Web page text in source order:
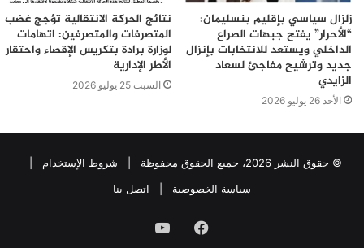
زلزال سياسي بإقليم بنسليمان:
“الأحرار” يفتح جبهات الصراع
الداخلي ويستعد للانتخابات بإنزال
جديد وترشيح مفاجئ لسعاد
الزايدي
الأحد 26 يوليو 2026
نتائج الحركة الانتقالية تؤجج غضب
المتصرفات والمتصرفين: اتهامات
لوزارة برادة بتكريس الإقصاء واحتقار
الأطر الإدارية
السبت 25 يوليو 2026
© حقوق النشر 2026، جميع الحقوق محفوظة | شروط الإستخدام
سياسة الخصوصية
اتصل بنا
فيسبوكيوتيوب